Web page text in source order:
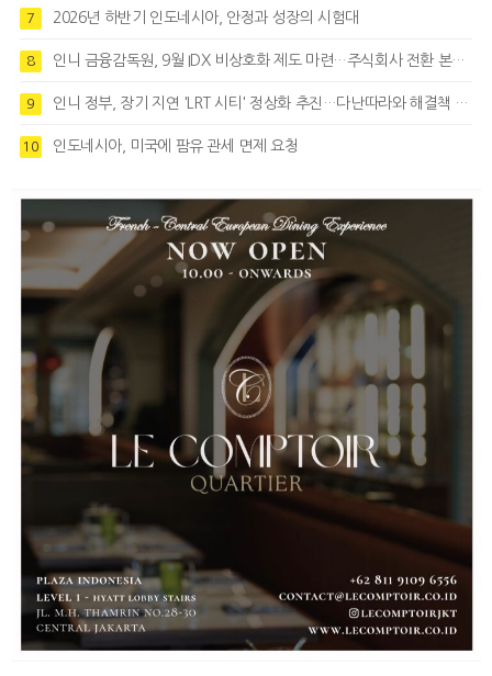
7 2026년 하반기 인도네시아, 안정과 성장의 시험대
8 인니 금융감독원, 9월 IDX 비상호화 제도 마련…주식회사 전환 본격화
9 인니 정부, 장기 지연 'LRT 시티' 정상화 추진…다난따라와 해결책 모색
10 인도네시아, 미국에 팜유 관세 면제 요청